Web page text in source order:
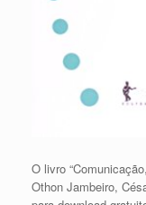
O livro
Othon Jambeiro,